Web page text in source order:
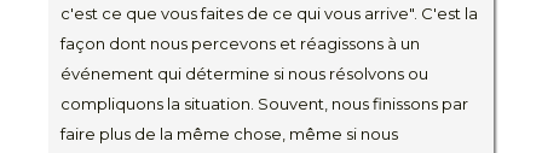
c'est ce que vous faites de ce qui vous arrive". C'est la
façon dont nous percevons et réagissons à un
événement qui détermine si nous résolvons ou
compliquons la situation. Souvent, nous finissons par
faire plus de la même chose, même si nous